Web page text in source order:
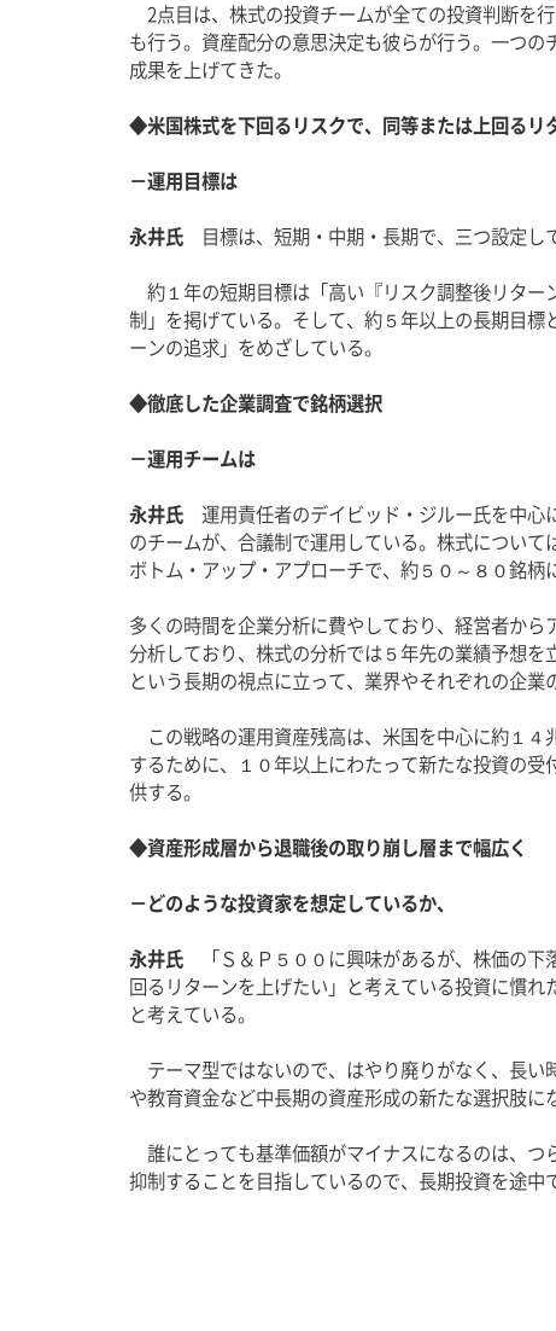
2点目は、株式の投資チームが全ての投資判断を
も行う。資産配分の意思決定も彼らが行う。一つ
成果を上げてきた。
◆米国株式を下回るリスクで、同等または上回るリ
－運用目標は
永井氏 目標は、短期・中期・長期で、三つ設定し
約１年の短期目標は「高い『リスク調整後リター
制」を掲げている。そして、約５年以上の長期目
ーンの追求」をめざしている。
◆徹底した企業調査で銘柄選択
－運用チームは
永井氏 運用責任者のデイビッド・ジルー氏を中心
のチームが、合議制で運用している。株式につい
ボトム・アップ・アプローチで、約５０～８０銘柄
多くの時間を企業分析に費やしており、経営者か
分析しており、株式の分析では５年先の業績予想を
という長期の視点に立って、業界やそれぞれの企業
この戦略の運用資産残高は、米国を中心に約１４
するために、１０年以上にわたって新たな投資の
供する。
◆資産形成層から退職後の取り崩し層まで幅広く
－どのような投資家を想定しているか、
永井氏 「Ｓ＆Ｐ５００に興味があるが、株価の下
回るリターンを上げたい」と考えている投資に慣
と考えている。
テーマ型ではないので、はやり廃りがなく、長い
や教育資金など中長期の資産形成の新たな選択肢に
誰にとっても基準価額がマイナスになるのは、つ
抑制することを目指しているので、長期投資を途中